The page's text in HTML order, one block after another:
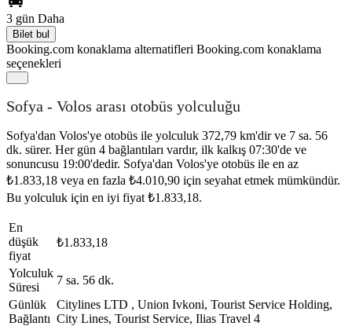
3 gün Daha
Bilet bul
Booking.com konaklama alternatifleri Booking.com konaklama
seçenekleri
Sofya - Volos arası otobüs yolculuğu
Sofya'dan Volos'ye otobüs ile yolculuk 372,79 km'dir ve 7 sa. 56
dk. sürer. Her gün 4 bağlantıları vardır, ilk kalkış 07:30'de ve
sonuncusu 19:00'dedir. Sofya'dan Volos'ye otobüs ile en az
₺1.833,18 veya en fazla ₺4.010,90 için seyahat etmek mümkündür.
Bu yolculuk için en iyi fiyat ₺1.833,18.
En
düşük
fiyat
₺1.833,18
Yolculuk
Süresi
7 sa. 56 dk.
Günlük
Bağlantı
Citylines LTD , Union Ivkoni, Tourist Service Holding,
City Lines, Tourist Service, Ilias Travel 4